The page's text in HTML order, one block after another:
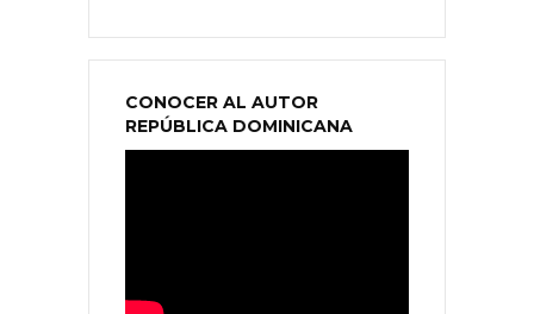
CONOCER AL AUTOR
REPÚBLICA DOMINICANA